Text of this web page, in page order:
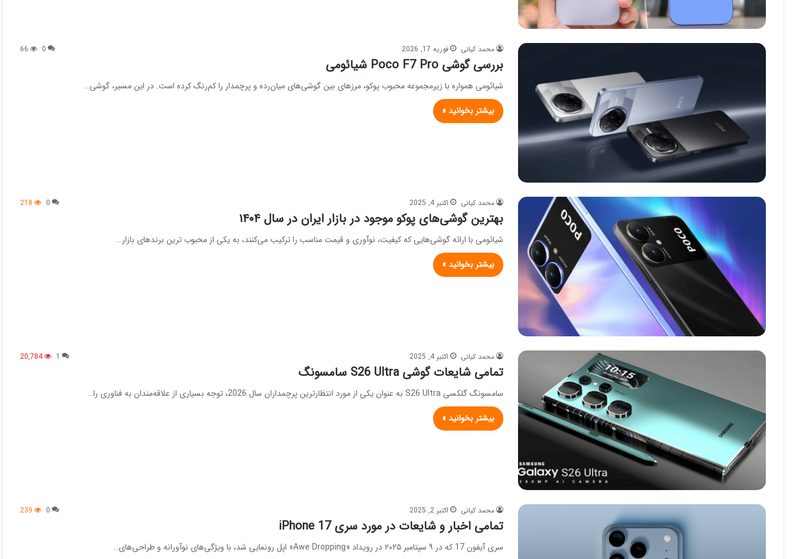
محمد کیانی فوریه 17, 2026 0
66
بررسی گوشی Poco F7 Pro شیائومی
شیائومی همواره با زیرمجموعه محبوب پوکو، مرزهای بین گوشی‌های میان‌رده و پرچمدار را کم‌رنگ کرده است. در این مسیر، گوشی…
بیشتر بخوانید »
محمد کیانی اکتبر 4, 2025 0
218
بهترین گوشی‌های پوکو موجود در بازار ایران در سال ۱۴۰۴
شیائومی با ارائه گوشی‌هایی که کیفیت، نوآوری و قیمت مناسب را ترکیب می‌کنند، به یکی از محبوب‌ ترین برندهای بازار…
بیشتر بخوانید »
محمد کیانی اکتبر 4, 2025 1
20,784
تمامی شایعات گوشی S26 Ultra سامسونگ
سامسونگ گلکسی S26 Ultra به عنوان یکی از مورد انتظارترین پرچمداران سال 2026، توجه بسیاری از علاقه‌مندان به فناوری را…
بیشتر بخوانید »
محمد کیانی اکتبر 2, 2025 0
239
تمامی اخبار و شایعات در مورد سری iPhone 17
سری آیفون 17 که در ۹ سپتامبر ۲۰۲۵ در رویداد «Awe Dropping» اپل رونمایی شد، با ویژگی‌های نوآورانه و طراحی‌های…